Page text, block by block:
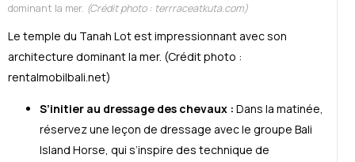
dominant la mer. (Crédit photo : terrraceatkuta.com)
Le temple du Tanah Lot est impressionnant avec son
architecture dominant la mer. (Crédit photo :
rentalmobilbali.net)
S’initier au dressage des chevaux : Dans la matinée,
réservez une leçon de dressage avec le groupe Bali
Island Horse, qui s’inspire des technique de